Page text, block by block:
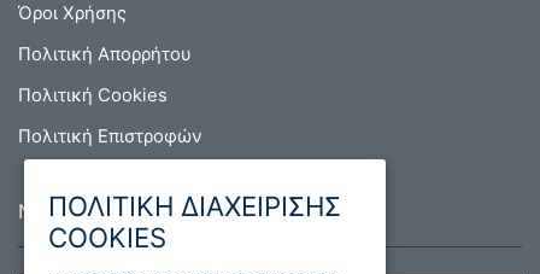
Όροι Χρήσης
Πολιτική Απορρήτου
Πολιτική Cookies
Πολιτική Επιστροφών
NEWSLETTER
ΠΟΛΙΤΙΚΗ ΔΙΑΧΕΙΡΙΣΗΣ
COOKIES